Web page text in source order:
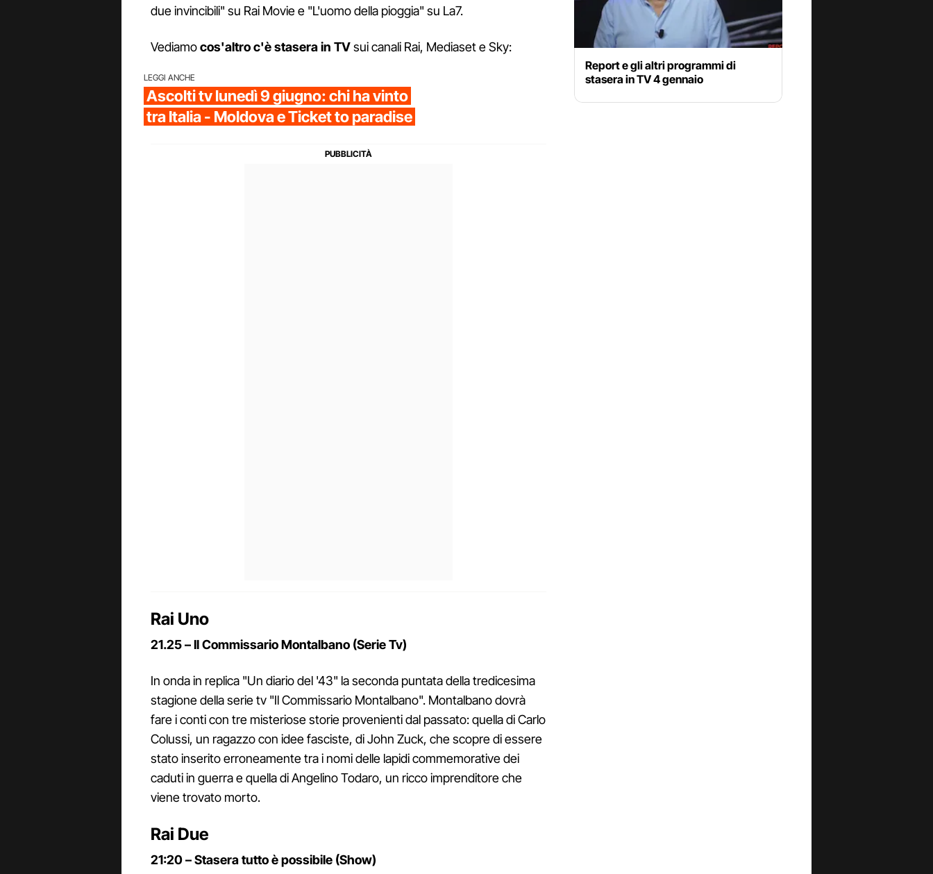
due invincibili" su Rai Movie e "L'uomo della pioggia" su La7.
Vediamocos'altro c'è stasera in TVsui canali Rai, Mediaset e Sky:
LEGGI ANCHE
Ascolti tv lunedì 9 giugno: chi ha vinto
tra Italia - Moldova e Ticket to paradise
Rai Uno
21.25 – Il Commissario Montalbano (Serie Tv)
In onda in replica "Un diario del '43" la seconda puntata della tredicesima
stagione della serie tv "Il Commissario Montalbano". Montalbano dovrà
fare i conti con tre misteriose storie provenienti dal passato: quella di Carlo
Colussi, un ragazzo con idee fasciste, di John Zuck, che scopre di essere
stato inserito erroneamente tra i nomi delle lapidi commemorative dei
caduti in guerra e quella di Angelino Todaro, un ricco imprenditore che
viene trovato morto.
Rai Due
21:20 – Stasera tutto è possibile (Show)
Report e gli altri programmi di
stasera in TV 4 gennaio